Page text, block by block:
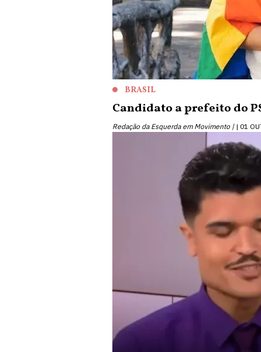
BRASIL
Candidato a prefeito do
Redação da Esquerda em Movimento | 01